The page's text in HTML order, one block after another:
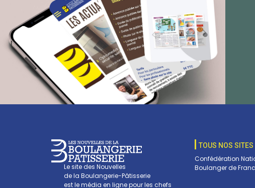
Le site des Nouvelles
de la Boulangerie-Pâtisserie
est le média en ligne pour les chefs
TOUS NOS SITES
Confédération
Boulanger de